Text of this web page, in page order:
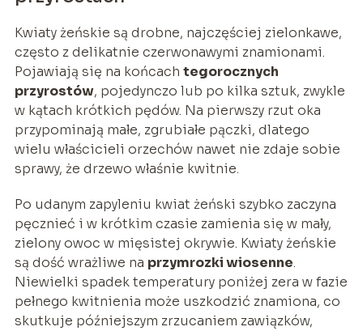
Kwiaty żeńskie są drobne, najczęściej zielonkawe,
często z delikatnie czerwonawymi znamionami.
Pojawiają się na końcach tegorocznych
przyrostów, pojedynczo lub po kilka sztuk, zwykle
w kątach krótkich pędów. Na pierwszy rzut oka
przypominają małe, zgrubiałe pączki, dlatego
wielu właścicieli orzechów nawet nie zdaje sobie
sprawy, że drzewo właśnie kwitnie.
Po udanym zapyleniu kwiat żeński szybko zaczyna
pęcznieć i w krótkim czasie zamienia się w mały,
zielony owoc w mięsistej okrywie. Kwiaty żeńskie
są dość wrażliwe na przymrozki wiosenne.
Niewielki spadek temperatury poniżej zera w fazie
pełnego kwitnienia może uszkodzić znamiona, co
skutkuje późniejszym zrzucaniem zawiązków,